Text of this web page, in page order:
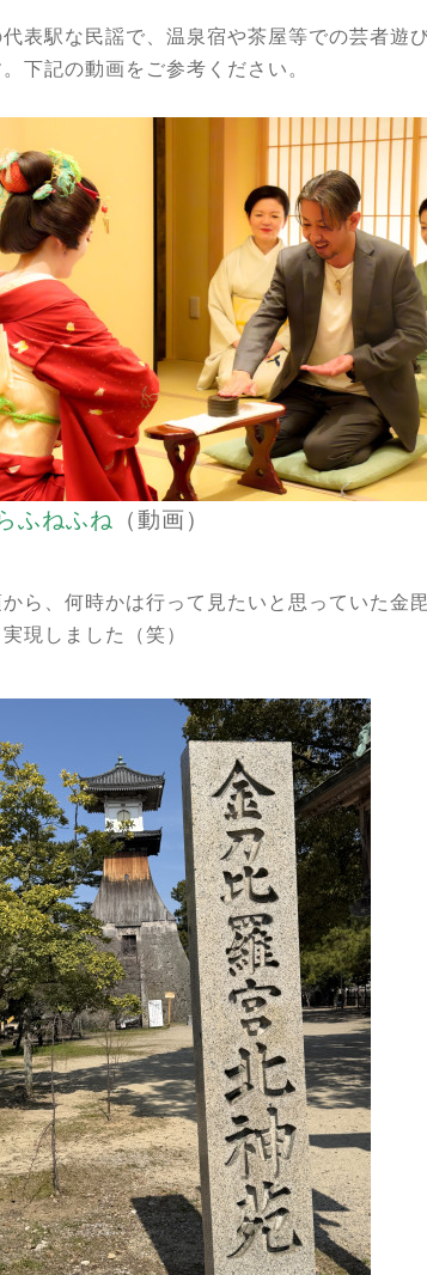
表駅な民謡で、温泉宿や茶屋等での芸者遊
下記の動画をご参考ください。
ふねふね （動画）
ら、何時かは行って見たいと思っていた金
現しました（笑）